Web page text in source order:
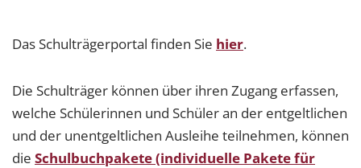
Das Schulträgerportal finden Sie hier.
Die Schulträger können über ihren Zugang erfassen,
welche Schülerinnen und Schüler an der entgeltlichen
und der unentgeltlichen Ausleihe teilnehmen, können
die Schulbuchpakete (individuelle Pakete für